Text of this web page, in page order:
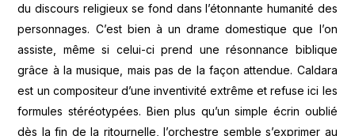
du discours religieux se fond dans l’étonnante humanité des
personnages. C’est bien à un drame domestique que l’on
assiste, même si celui-ci prend une résonnance biblique
grâce à la musique, mais pas de la façon attendue. Caldara
est un compositeur d’une inventivité extrême et refuse ici les
formules stéréotypées. Bien plus qu’un simple écrin oublié
dès la fin de la ritournelle, l’orchestre semble s’exprimer au